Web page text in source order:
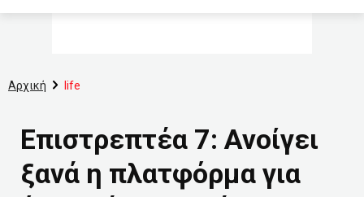
Αρχική life
Επιστρεπτέα 7: Ανοίγει
ξανά η πλατφόρμα για